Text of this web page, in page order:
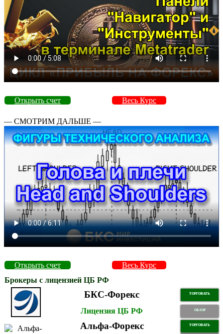
Открыть счет Весь Курс
— СМОТРИМ ДАЛЬШЕ —
Открыть счет
Весь Курс
Брокеры с лицензией ЦБ РФ
БКС-Форекс ТОРГОВАТЬ
Лицензия ЦБ РФ ОБЗОР
Альфа-Форекс ТОРГОВАТЬ